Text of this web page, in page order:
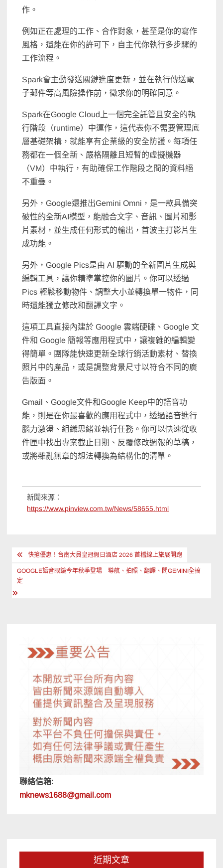
作。
例如正在處理的工作、合作對象，甚至是你的寫作
風格，還能在你的許可下，自主代你執行多步驟的
工作流程。
Spark會主動發送關鍵進度更新，並在執行傳送電
子郵件等高風險操作前，徵求你的明確同意。
Spark在Google Cloud上一個完全託管且安全的執
行階段（runtime）中運作，這代表你不需要管理底
層基礎架構，就能享有企業級的安全防護。每項任
務都在一個全新、嚴格隔離且短暫的虛擬機器
（VM）中執行，有助確保工作階段之間的資料絕
不重疊。
另外，Google還推出Gemini Omni，是一款具備突
破性的全新AI模型，能融合文字、音訊、圖片和影
片素材，並生成任何形式的輸出，首波主打影片生
成功能。
另外，Google Pics是由 AI 驅動的全新圖片生成與
編輯工具，讓你精準掌控你的圖片。你可以透過
Pics 輕鬆移動物件、調整大小並轉換單一物件，同
時還能獨立修改和翻譯文字。
這項工具直接內建於 Google 雲端硬碟、Google 文
件和 Google 簡報等應用程式中，讓複雜的編輯變
得簡單。團隊能快速更新全球行銷活動素材、替換
照片中的產品，或是調整背景尺寸以符合不同的廣
告版面。
Gmail、Google文件和Google Keep中的語音功
能，則是在你最喜歡的應用程式中，透過語音進行
腦力激盪、組織思緒並執行任務。你可以快速從收
件匣中找出專案截止日期、反覆修改週報的草稿，
或將雜亂無章的想法轉換為結構化的清單。
新聞來源：
https://www.pinview.com.tw/News/58655.html
文
章
導
快搶優惠！台南大員皇冠假日酒店 2026 首檔線上旅展開跑
GOOGLE語音眼鏡今年秋季登場 導航、拍照、翻譯、問GEMINI全搞
定
聯絡信箱:
mknews1688@gmail.com
近期文章